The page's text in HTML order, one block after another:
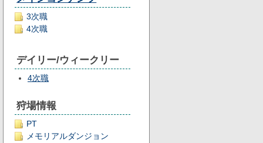
3次職
4次職
デイリー/ウィークリー
4次職
狩場情報
PT
メモリアルダンジョン